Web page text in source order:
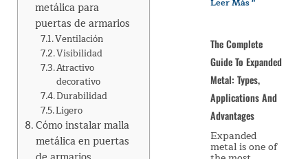
metálica para
puertas de armarios
Ventilación
Visibilidad
Atractivo
decorativo
Durabilidad
Ligero
Cómo instalar malla
metálica en puertas
Leer Más "
The Complete
Guide To Expanded
Metal: Types,
Applications And
Advantages
Expanded
metal is one of